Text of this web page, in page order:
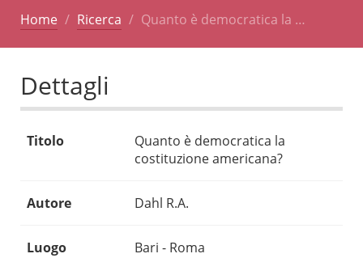
Home Ricerca Quanto è democratica la …
Dettagli
Titolo
Quanto è democratica la
costituzione americana?
Autore Dahl R.A.
Luogo Bari - Roma